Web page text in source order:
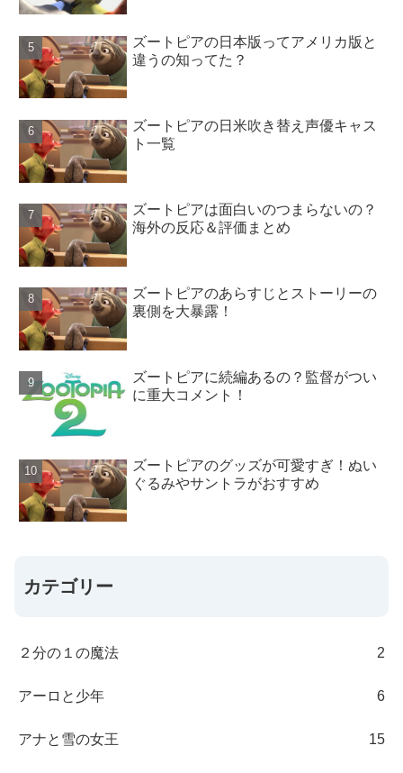
ズートピアの日本版ってアメリカ版と
違うの知ってた？
ズートピアの日米吹き替え声優キャス
ト一覧
ズートピアは面白いのつまらないの？
海外の反応＆評価まとめ
ズートピアのあらすじとストーリーの
裏側を大暴露！
ズートピアに続編あるの？監督がつい
に重大コメント！
ズートピアのグッズが可愛すぎ！ぬい
ぐるみやサントラがおすすめ
カテゴリー
２分の１の魔法 2
アーロと少年 6
アナと雪の女王 15